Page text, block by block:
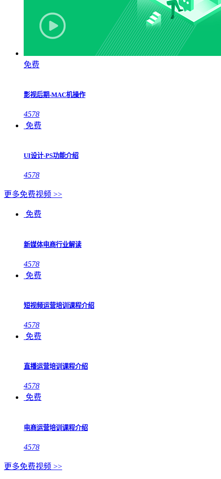
免费
影视后期-MAC机操作
4578
免费
UI设计-PS功能介绍
4578
更多免费视频 >>
免费
新媒体电商行业解读
4578
免费
短视频运营培训课程介绍
4578
免费
直播运营培训课程介绍
4578
免费
电商运营培训课程介绍
4578
更多免费视频 >>